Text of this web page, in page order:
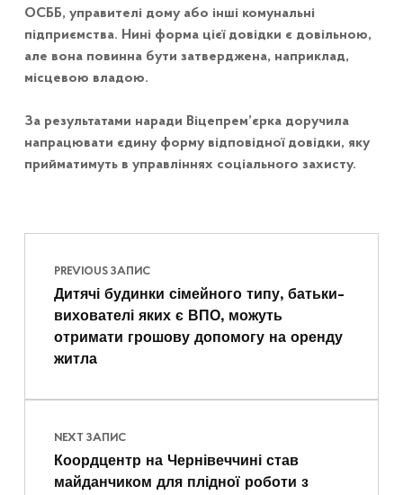
ОСББ, управителі дому або інші комунальні
підприємства. Нині форма цієї довідки є довільною,
але вона повинна бути затверджена, наприклад,
місцевою владою.
За результатами наради Віцепрем’єрка доручила
напрацювати єдину форму відповідної довідки, яку
прийматимуть в управліннях соціального захисту.
Skip back to main navigation
Навігація записів
PREVIOUS ЗАПИС
Дитячі будинки сімейного типу, батьки-
вихователі яких є ВПО, можуть
отримати грошову допомогу на оренду
житла
NEXT ЗАПИС
Коордцентр на Чернівеччині став
майданчиком для плідної роботи з